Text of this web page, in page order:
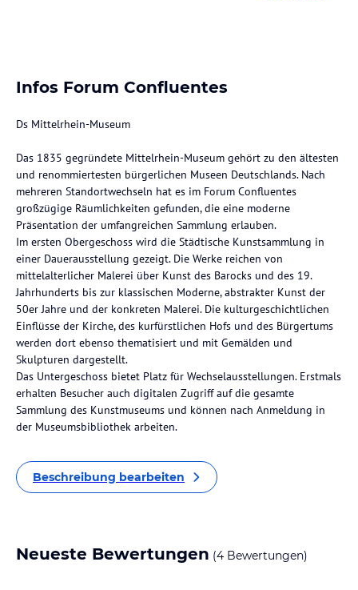
Infos Forum Confluentes
Ds Mittelrhein-Museum
Das 1835 gegründete Mittelrhein-Museum gehört zu den ältesten
und renommiertesten bürgerlichen Museen Deutschlands. Nach
mehreren Standortwechseln hat es im Forum Confluentes
großzügige Räumlichkeiten gefunden, die eine moderne
Präsentation der umfangreichen Sammlung erlauben.
Im ersten Obergeschoss wird die Städtische Kunstsammlung in
einer Dauerausstellung gezeigt. Die Werke reichen von
mittelalterlicher Malerei über Kunst des Barocks und des 19.
Jahrhunderts bis zur klassischen Moderne, abstrakter Kunst der
50er Jahre und der konkreten Malerei. Die kulturgeschichtlichen
Einflüsse der Kirche, des kurfürstlichen Hofs und des Bürgertums
werden dort ebenso thematisiert und mit Gemälden und
Skulpturen dargestellt.
Das Untergeschoss bietet Platz für Wechselausstellungen. Erstmals
erhalten Besucher auch digitalen Zugriff auf die gesamte
Sammlung des Kunstmuseums und können nach Anmeldung in
der Museumsbibliothek arbeiten.
Beschreibung bearbeiten
Neueste Bewertungen (4 Bewertungen)